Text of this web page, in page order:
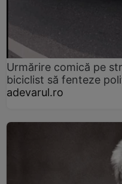
Urmărire comică pe
biciclist să fenteze
adevarul.ro